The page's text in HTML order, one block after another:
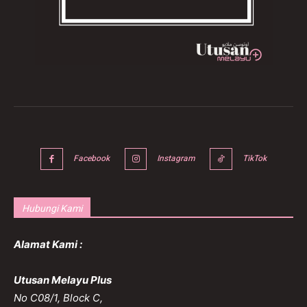
Facebook Instagram TikTok
Hubungi Kami
Alamat Kami :
Utusan Melayu Plus
No C08/1, Block C,